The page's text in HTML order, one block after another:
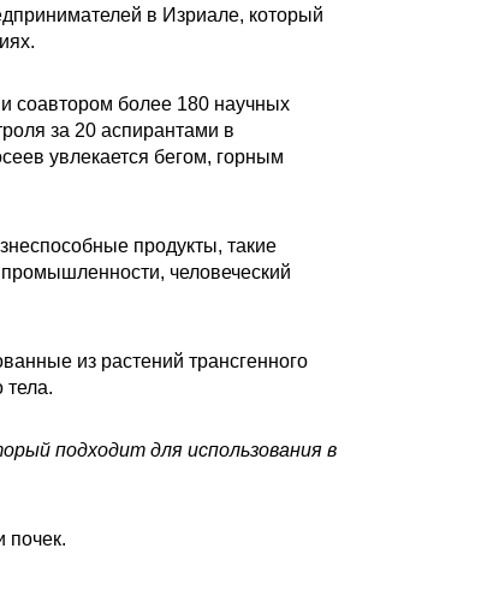
в Изриале, который
соавтором более 180 научных
за 20 аспирантами в
увлекается бегом, горным
продукты, такие
человеческий
из растений трансгенного
тела.
подходит для использования в
почек.